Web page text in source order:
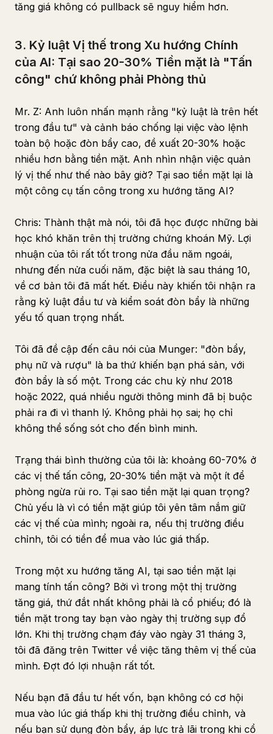
tăng giá không có pullback sẽ nguy hiểm hơn.
3. Kỷ luật Vị thế trong Xu hướng Chính
của AI: Tại sao 20-30% Tiền mặt là "Tấn
công" chứ không phải Phòng thủ
Mr. Z: Anh luôn nhấn mạnh rằng "kỷ luật là trên hết
trong đầu tư" và cảnh báo chống lại việc vào lệnh
toàn bộ hoặc đòn bẩy cao, đề xuất 20-30% hoặc
nhiều hơn bằng tiền mặt. Anh nhìn nhận việc quản
lý vị thế như thế nào bây giờ? Tại sao tiền mặt lại là
một công cụ tấn công trong xu hướng tăng AI?
Chris: Thành thật mà nói, tôi đã học được những bài
học khó khăn trên thị trường chứng khoán Mỹ. Lợi
nhuận của tôi rất tốt trong nửa đầu năm ngoái,
nhưng đến nửa cuối năm, đặc biệt là sau tháng 10,
về cơ bản tôi đã mất hết. Điều này khiến tôi nhận ra
rằng kỷ luật đầu tư và kiểm soát đòn bẩy là những
yếu tố quan trọng nhất.
Tôi đã đề cập đến câu nói của Munger: "đòn bẩy,
phụ nữ và rượu" là ba thứ khiến bạn phá sản, với
đòn bẩy là số một. Trong các chu kỳ như 2018
hoặc 2022, quá nhiều người thông minh đã bị buộc
phải ra đi vì thanh lý. Không phải họ sai; họ chỉ
không thể sống sót cho đến bình minh.
Trạng thái bình thường của tôi là: khoảng 60-70% ở
các vị thế tấn công, 20-30% tiền mặt và một ít để
phòng ngừa rủi ro. Tại sao tiền mặt lại quan trọng?
Chủ yếu là vì có tiền mặt giúp tôi yên tâm nắm giữ
các vị thế của mình; ngoài ra, nếu thị trường điều
chỉnh, tôi có tiền để mua vào lúc giá thấp.
Trong một xu hướng tăng AI, tại sao tiền mặt lại
mang tính tấn công? Bởi vì trong một thị trường
tăng giá, thứ đắt nhất không phải là cổ phiếu; đó là
tiền mặt trong tay bạn vào ngày thị trường sụp đổ
lớn. Khi thị trường chạm đáy vào ngày 31 tháng 3,
tôi đã đăng trên Twitter về việc tăng thêm vị thế của
mình. Đợt đó lợi nhuận rất tốt.
Nếu bạn đã đầu tư hết vốn, bạn không có cơ hội
mua vào lúc giá thấp khi thị trường điều chỉnh, và
nếu bạn sử dụng đòn bẩy, áp lực trả lãi trong khi cổ